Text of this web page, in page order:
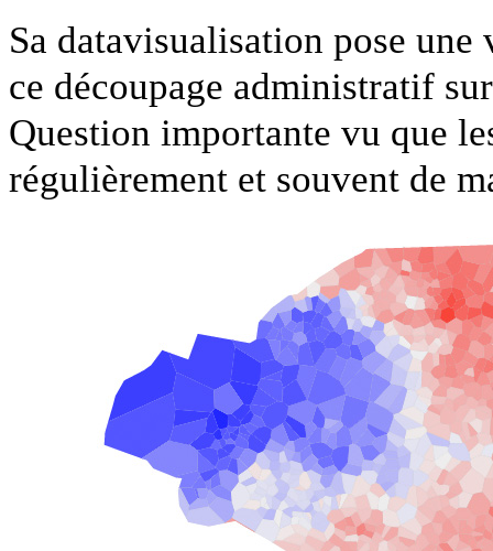
Sa datavisualisation pose
ce découpage administratif
Question importante vu que
régulièrement et souvent de